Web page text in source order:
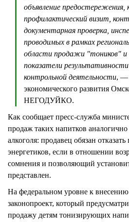
объявление предостережения,
профилактический визит,
документарная проверка,
проводимых в рамках
области продажи "тоников"
показатели
контрольной деятельности, —
экономического развития
НЕГОДУЙКО.
Как сообщает пресс-служба
продаж таких напитков
алкоголя: продавец обязан
энергетиков, если в отношении
сомнения и позволяющий
представлен.
На федеральном уровне к внесению
законопроект, который
продажу детям тонизирующих